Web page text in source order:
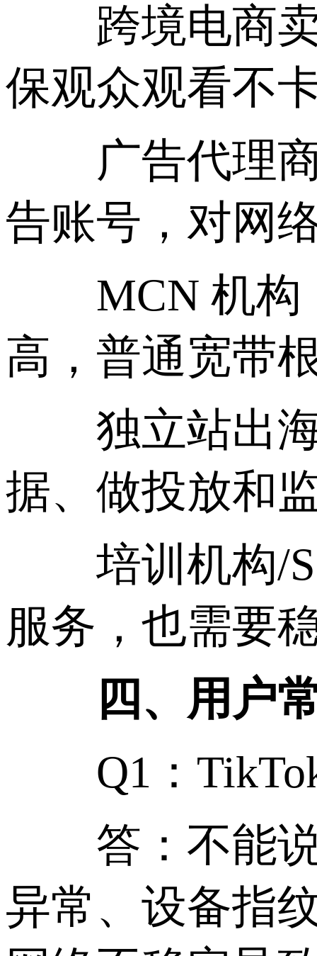
跨境电商卖
保观众观看不
广告代理商/
告账号，对网
MCN 机构：
高，普通宽带
独立站出海
据、做投放和
培训机构/
服务，也需要
四、用户常
Q1：TikTok
答：不能说“
异常、设备指